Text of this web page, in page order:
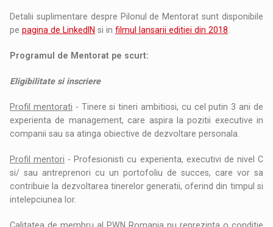
Detalii suplimentare despre Pilonul de Mentorat sunt disponibile
pepagina de LinkedIN si infilmul lansarii editiei din 2018.
Programul de Mentorat pe scurt:
Eligibilitate si inscriere
Profil mentorati - Tinere si tineri ambitiosi, cu cel putin 3 ani de
experienta de management, care aspira la pozitii executive in
companii sau sa atinga obiective de dezvoltare personala.
Profil mentori - Profesionisti cu experienta, executivi de nivel C
si/ sau antreprenori cu un portofoliu de succes, care vor sa
contribuie la dezvoltarea tinerelor generatii, oferind din timpul si
intelepciunea lor.